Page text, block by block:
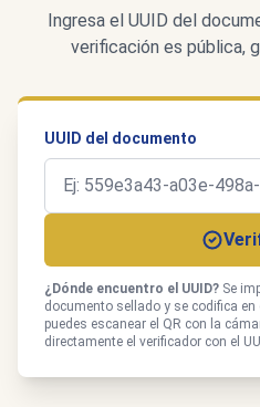
Ingresa el UUID del
verificación es pública,
UUID del documento
¿Dónde encuentro el UUID? Se
documento sellado y se codifica en
puedes escanear el QR con la
directamente el verificador con el